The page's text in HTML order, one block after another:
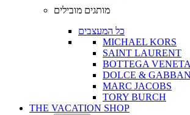
מותגים מובילים
כל המעצבים
MICHAEL KORS
SAINT LAURENT
BOTTEGA VENETA
DOLCE &
MARC JACOBS
TORY BURCH
THE VACATION SHOP